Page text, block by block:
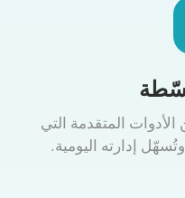
المتقدمة التي
إدارته اليومية.